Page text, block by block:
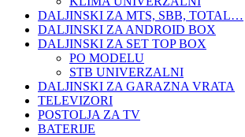
DALJINSKI ZA MTS, SBB, TOTAL…
DALJINSKI ZA ANDROID BOX
DALJINSKI ZA SET TOP BOX
PO MODELU
STB UNIVERZALNI
DALJINSKI ZA GARAZNA VRATA
TELEVIZORI
POSTOLJA ZA TV
BATERIJE